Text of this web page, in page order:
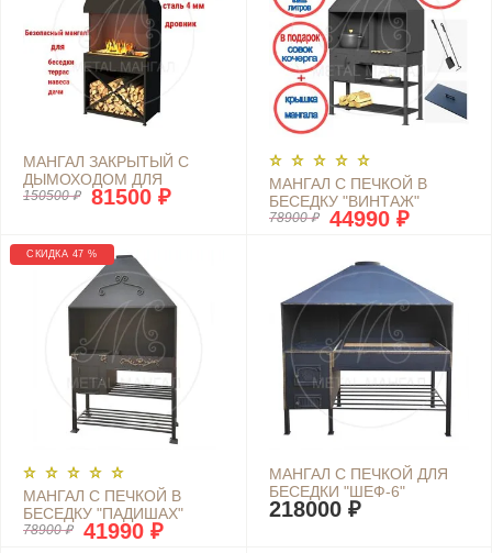
МАНГАЛ ЗАКРЫТЫЙ С
ДЫМОХОДОМ ДЛЯ
БЕСЕДКИ "ЭМИР"
150500 ₽ 81500 ₽
МАНГАЛ С ПЕЧКОЙ В
БЕСЕДКУ "ВИНТАЖ"
78900 ₽ 44990 ₽
СКИДКА 47 %
МАНГАЛ С ПЕЧКОЙ В
БЕСЕДКУ "ПАДИШАХ"
78900 ₽ 41990 ₽
МАНГАЛ С ПЕЧКОЙ ДЛЯ
БЕСЕДКИ "ШЕФ-6"
218000 ₽